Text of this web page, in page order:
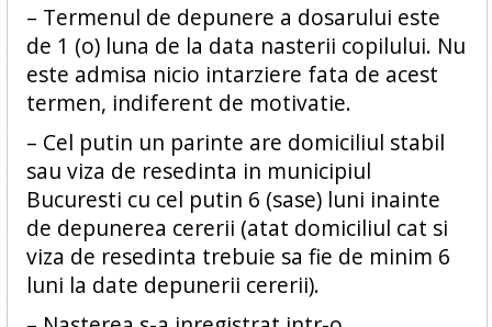
– Termenul de depunere a dosarului este
de 1 (o) luna de la data nasterii copilului. Nu
este admisa nicio intarziere fata de acest
termen, indiferent de motivatie.
– Cel putin un parinte are domiciliul stabil
sau viza de resedinta in municipiul
Bucuresti cu cel putin 6 (sase) luni inainte
de depunerea cererii (atat domiciliul cat si
viza de resedinta trebuie sa fie de minim 6
luni la date depunerii cererii).